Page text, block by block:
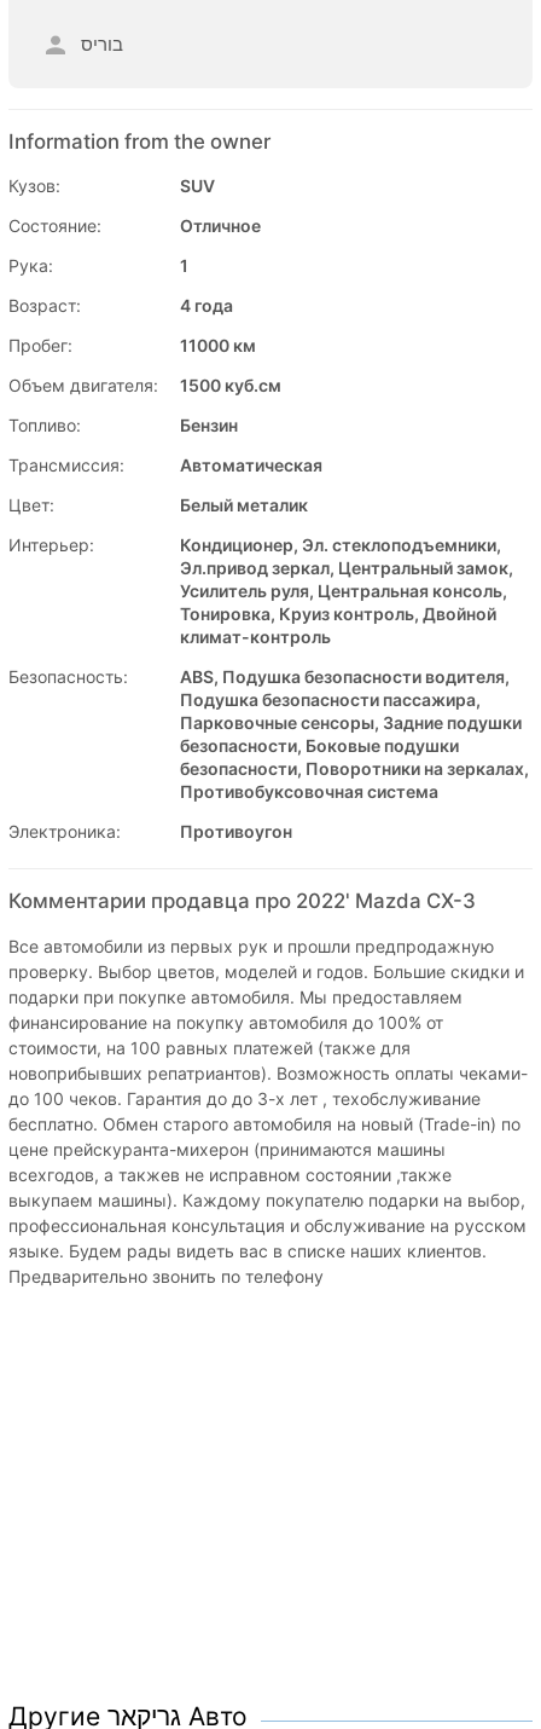
בוריס
Information from the owner
Кузов:
SUV
Состояние:
Отличное
Рука:
1
Возраст:
4 года
Пробег:
11000 км
Объем двигателя:
1500 куб.см
Топливо:
Бензин
Трансмиссия:
Автоматическая
Цвет:
Белый металик
Интерьер:
Кондиционер, Эл. стеклоподъемники,
Эл.привод зеркал, Центральный замок,
Усилитель руля, Центральная консоль,
Тонировка, Круиз контроль, Двойной
климат-контроль
Безопасность:
ABS, Подушка безопасности водителя,
Подушка безопасности пассажира,
Парковочные сенсоры, Задние подушки
безопасности, Боковые подушки
безопасности, Поворотники на зеркалах,
Противобуксовочная система
Электроника:
Противоугон
Комментарии продавца про 2022' Mazda CX-3
Все автомобили из первых рук и прошли предпродажную
проверку. Выбор цветов, моделей и годов. Большие скидки и
подарки при покупке автомобиля. Мы предоставляем
финансирование на покупку автомобиля до 100% от
стоимости, на 100 равных платежей (также для
новоприбывших репатриантов). Возможность оплаты чеками-
до 100 чеков. Гарантия до до 3-х лет , техобслуживание
бесплатно. Обмен старого автомобиля на новый (Trade-in) по
цене прейскуранта-михерон (принимаются машины
всехгодов, а такжев не исправном состоянии ,также
выкупаем машины). Каждому покупателю подарки на выбор,
профессиональная консультация и обслуживание на русском
языке. Будем рады видеть вас в списке наших клиентов.
Предварительно звонить по телефону
Другие גריקאר Авто